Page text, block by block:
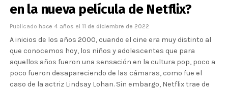
en la nueva película de Netflix?
Publicado hace 4 años el 11 de diciembre de 2022
A inicios de los años 2000, cuando el cine era muy distinto al
que conocemos hoy, los niños y adolescentes que para
aquellos años fueron una sensación en la cultura pop, poco a
poco fueron desapareciendo de las cámaras, como fue el
caso de la actriz Lindsay Lohan. Sin embargo, Netflix trae de